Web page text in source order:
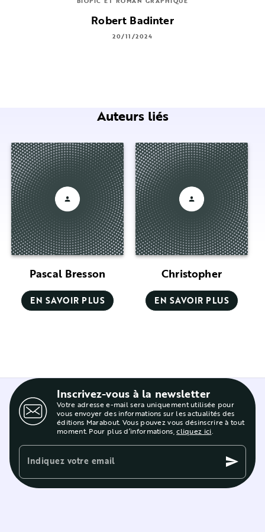
Robert Badinter
20/11/2024
Auteurs liés
Pascal Bresson
EN SAVOIR PLUS
Christopher
EN SAVOIR PLUS
Inscrivez-vous à la newsletter
Votre adresse e-mail sera uniquement utilisée pour
vous envoyer des informations sur les actualités des
éditions Marabout. Vous pouvez vous désinscrire à tout
moment. Pour plus d’informations,cliquez ici.
Indiquez votre email send